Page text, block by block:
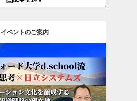
イベントのご案内